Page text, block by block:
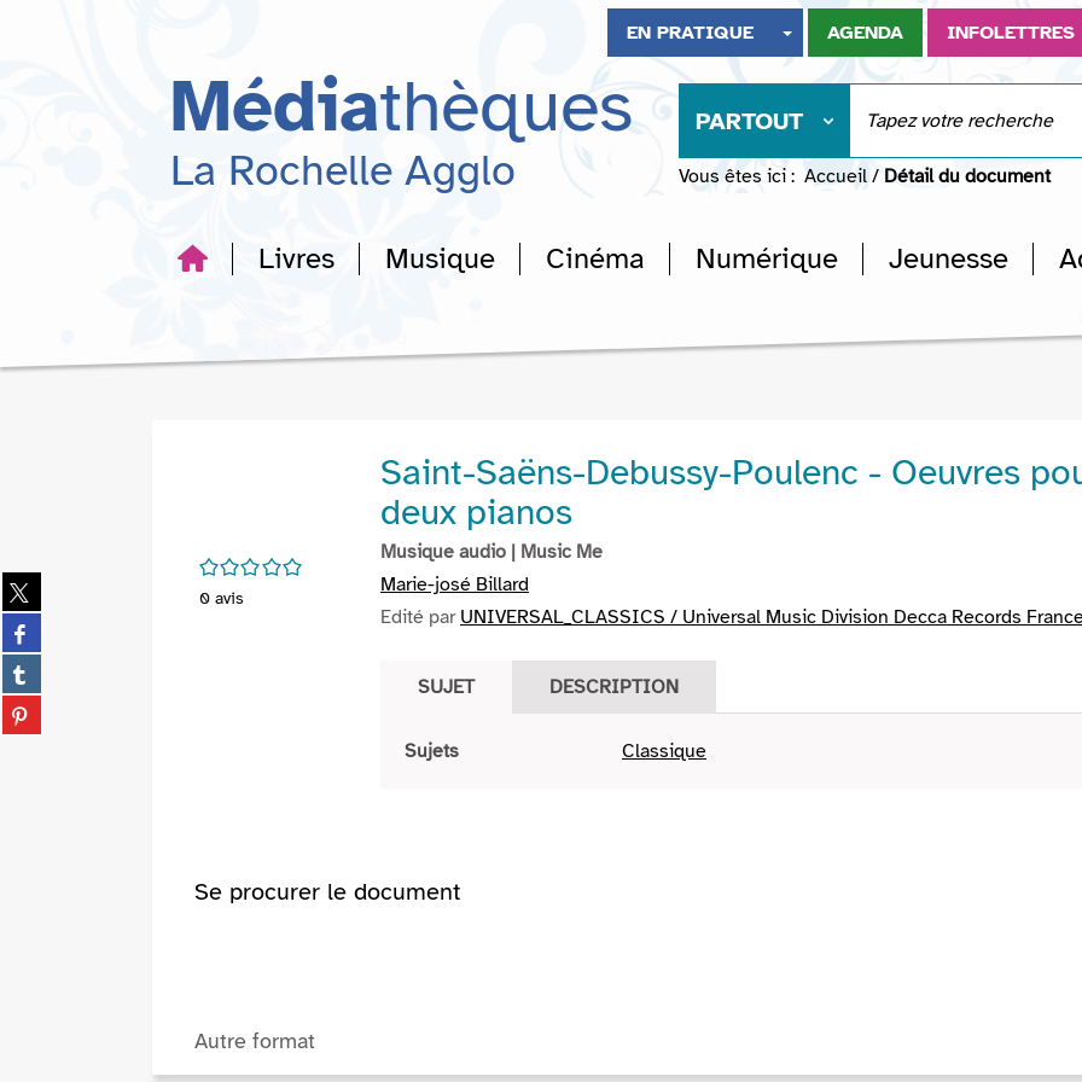
recherche
EN PRATIQUE AGENDA INFOLETTRES
Médiathèques
La Rochelle Agglo
PARTOUT
Vous êtes ici : Accueil / Détail du document
Livres Musique Cinéma Numérique Jeunesse
Partager
sur
twitter
(Nouvelle
fenêtre)
Partager
sur
facebook
(Nouvelle
fenêtre)
Partager
sur
tumblr
Partager
sur
/5
0 avis
Saint-Saëns-Debussy-Poulenc - Oeuvres
deux pianos
Musique audio | Music Me
Marie-josé Billard
Edité par UNIVERSAL_CLASSICS / Universal Music Division Decca Records
SUJET DESCRIPTION
Sujets Classique
Se procurer le document
Autre format